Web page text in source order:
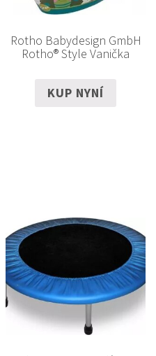
Rotho Babydesign GmbH
Rotho® Style Vanička
KUP NYNÍ